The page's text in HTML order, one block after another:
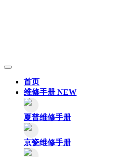
首页
维修手册 NEW
夏普维修手册
京瓷维修手册